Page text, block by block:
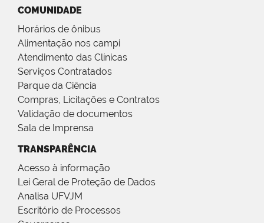
COMUNIDADE
Horários de ônibus
Alimentação nos campi
Atendimento das Clínicas
Serviços Contratados
Parque da Ciência
Compras, Licitações e Contratos
Validação de documentos
Sala de Imprensa
TRANSPARÊNCIA
Acesso à informação
Lei Geral de Proteção de Dados
Analisa UFVJM
Escritório de Processos